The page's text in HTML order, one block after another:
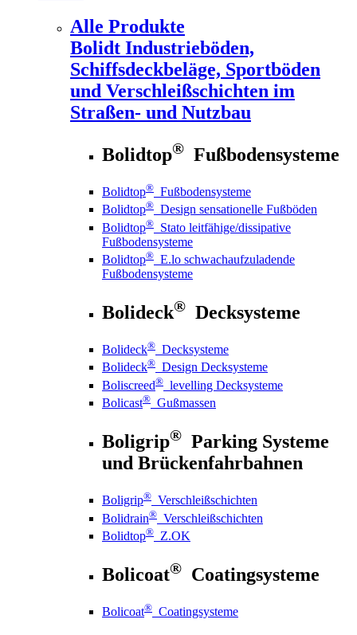
Alle Produkte
Bolidt Industrieböden,
Schiffsdeckbeläge, Sportböden
und Verschleißschichten im
Straßen- und Nutzbau
Bolidtop® Fußbodensysteme
Bolidtop® Fußbodensysteme
Bolidtop® Design sensationelle Fußböden
Bolidtop® Stato leitfähige/dissipative
Fußbodensysteme
Bolidtop® E.lo schwachaufzuladende
Fußbodensysteme
Bolideck® Decksysteme
Bolideck® Decksysteme
Bolideck® Design Decksysteme
Boliscreed® levelling Decksysteme
Bolicast® Gußmassen
Boligrip® Parking Systeme
und Brückenfahrbahnen
Boligrip® Verschleißschichten
Bolidrain® Verschleißschichten
Bolidtop® Z.OK
Bolicoat® Coatingsysteme
Bolicoat® Coatingsysteme